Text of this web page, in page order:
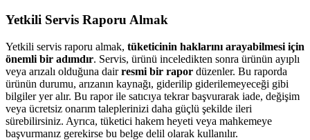
Yetkili Servis Raporu Almak
Yetkili servis raporu almak, tüketicinin haklarını arayabilmesi için
önemli bir adımdır. Servis, ürünü inceledikten sonra ürünün ayıplı
veya arızalı olduğuna dairresmi bir rapor düzenler. Bu raporda
ürünün durumu, arızanın kaynağı, giderilip giderilemeyeceği gibi
bilgiler yer alır. Bu rapor ile satıcıya tekrar başvurarak iade, değişim
veya ücretsiz onarım taleplerinizi daha güçlü şekilde ileri
sürebilirsiniz. Ayrıca, tüketici hakem heyeti veya mahkemeye
başvurmanız gerekirse bu belge delil olarak kullanılır.